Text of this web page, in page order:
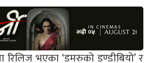
भएका ‘डमरुको डण्डीबियो’ र